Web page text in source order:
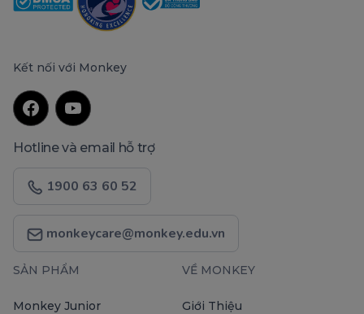
Kết nối với Monkey
Hotline và email hỗ trợ
1900 63 60 52
monkeycare@monkey.edu.vn
SẢN PHẨM
Monkey Junior
VỀ MONKEY
Giới Thiệu